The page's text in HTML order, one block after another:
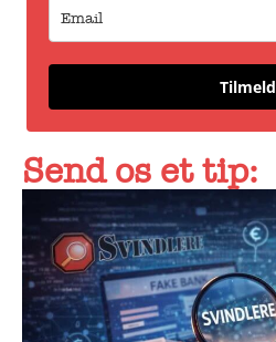
Tilmeld
Send os et tip: